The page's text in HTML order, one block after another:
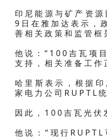
印尼能源与矿产资
9日在雅加达表示，
善相关政策和监管框
他说：“100吉瓦项
支持，相关准备工作
哈里斯表示，根据
家电力公司RUPTL
因此，100吉瓦光伏
他说：“现行